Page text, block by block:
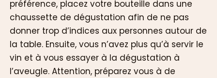
préférence, placez votre bouteille dans une
chaussette de dégustation afin de ne pas
donner trop d’indices aux personnes autour de
la table. Ensuite, vous n’avez plus qu’à servir le
vin et à vous essayer à la dégustation à
l’aveugle. Attention, préparez vous à de